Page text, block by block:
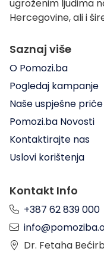
ugroženim ljudima
Hercegovine, ali i
Saznaj više
O Pomozi.ba
Pogledaj kampanje
Naše uspješne priče
Pomozi.ba Novosti
Kontaktirajte nas
Uslovi korištenja
Kontakt Info
+387 62 839 000
Dr. Fetaha